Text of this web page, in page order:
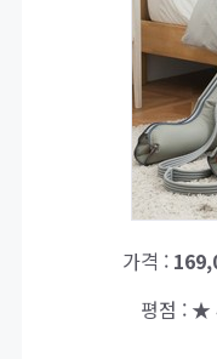
가격 :
평점 : ★